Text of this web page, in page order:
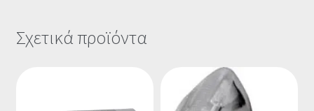
Σχετικά προϊόντα